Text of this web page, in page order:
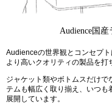
Audience国産
Audienceの世界観とコンセプ
より高いクオリティの製品を打
ジャケット類やボトムスだけで
テムも幅広く取り揃え、いつも
展開しています。